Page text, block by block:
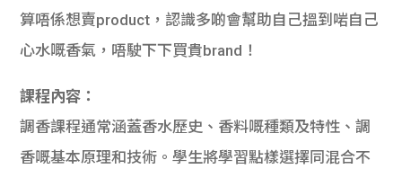
算唔係想賣product，認識多啲會幫助自己搵到啱自己
心水嘅香氣，唔駛下下買貴brand！
課程內容：
調香課程通常涵蓋香水歷史、香料嘅種類及特性、調
香嘅基本原理和技術。學生將學習點樣選擇同混合不